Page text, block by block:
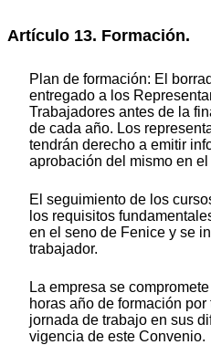
Artículo 13. Formación.
Plan de formación: El
entregado a los
Trabajadores antes de la
de cada año. Los
tendrán derecho a emitir
aprobación del mismo en
El seguimiento de los
los requisitos
en el seno de Fenice y se
trabajador.
La empresa se
horas año de formación
jornada de trabajo en sus
vigencia de este Convenio.